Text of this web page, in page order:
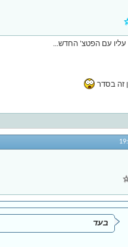
עליו עם הפטצ' החדש...
זה בסדר
בעד